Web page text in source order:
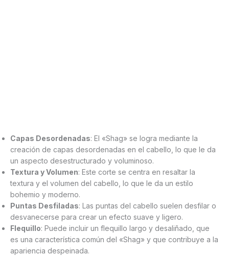
Capas Desordenadas: El «Shag» se logra mediante la
creación de capas desordenadas en el cabello, lo que le da
un aspecto desestructurado y voluminoso.
Textura y Volumen: Este corte se centra en resaltar la
textura y el volumen del cabello, lo que le da un estilo
bohemio y moderno.
Puntas Desfiladas: Las puntas del cabello suelen desfilar o
desvanecerse para crear un efecto suave y ligero.
Flequillo: Puede incluir un flequillo largo y desaliñado, que
es una característica común del «Shag» y que contribuye a la
apariencia despeinada.